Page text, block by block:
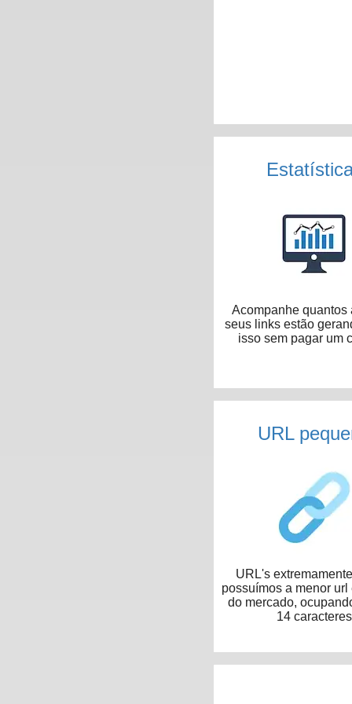
Acompanhe quantos
seus links estão
isso sem pagar um
URL
URL's
possuímos a menor url
do mercado,
14 caracteres